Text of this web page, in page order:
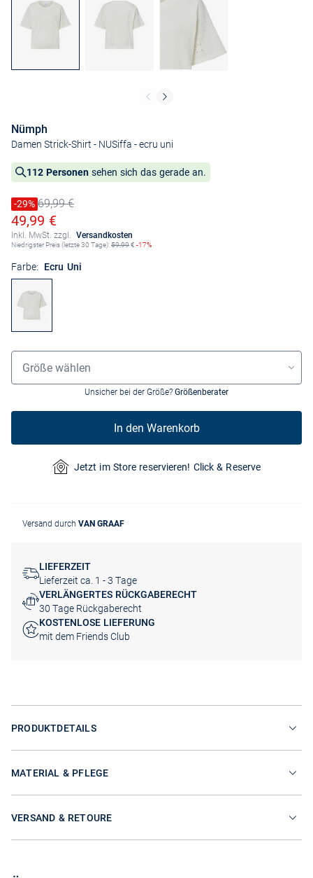
Nümph
Damen Strick-Shirt - NUSiffa - ecru uni
112 Personen sehen sich das gerade an.
Preis reduziert um
-29%
Alter Preis69,99 €
Ermäßigter Preis
49,99 €
Inkl. MwSt. zzgl. Versandkosten
Niedrigster Preis (letzte 30 Tage):59,99€ -17%
Farbe: Ecru Uni
Größenauswahl
Größe wählen
Unsicher bei der Größe? Größenberater
In den Warenkorb
Jetzt im Store reservieren! Click & Reserve
Versand durch VAN GRAAF
LIEFERZEIT
Lieferzeit ca. 1 - 3 Tage
VERLÄNGERTES RÜCKGABERECHT
30 Tage Rückgaberecht
KOSTENLOSE LIEFERUNG
mit dem Friends Club
PRODUKTDETAILS
MATERIAL & PFLEGE
VERSAND & RETOURE